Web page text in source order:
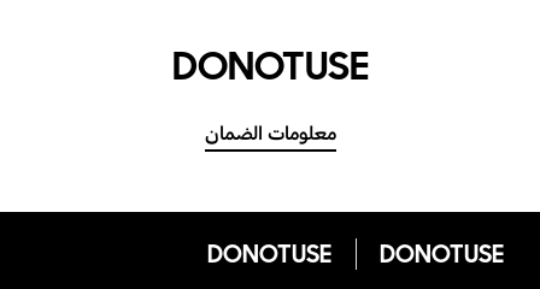
DONOTUSE
معلومات الضمان
DONOTUSE
DONOTUSE